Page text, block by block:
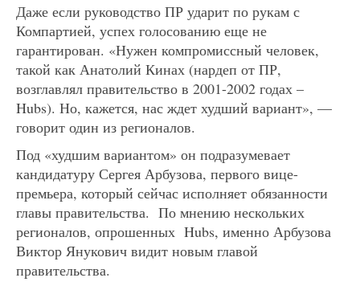
Даже если руководство ПР ударит по рукам с
Компартией, успех голосованию еще не
гарантирован. «Нужен компромиссный человек,
такой как Анатолий Кинах (нардеп от ПР,
возглавлял правительство в 2001-2002 годах –
Hubs). Но, кажется, нас ждет худший вариант», —
говорит один из регионалов.
Под «худшим вариантом» он подразумевает
кандидатуру Сергея Арбузова, первого вице-
премьера, который сейчас исполняет обязанности
главы правительства. По мнению нескольких
регионалов, опрошенных Hubs, именно Арбузова
Виктор Янукович видит новым главой
правительства.